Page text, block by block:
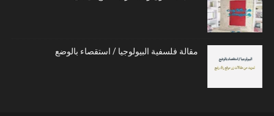
مقالة فلسفية البيولوجيا / استقصاء بالوضع